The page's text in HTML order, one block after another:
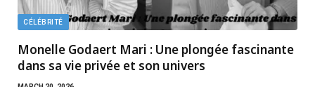
CÉLÉBRITÉ
Monelle Godaert Mari : Une plongée fascinante
dans sa vie privée et son univers